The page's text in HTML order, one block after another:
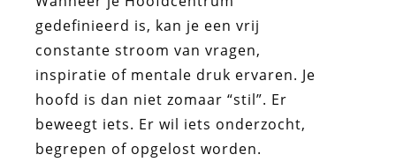
gedefinieerd is, kan je een vrij
constante stroom van vragen,
inspiratie of mentale druk ervaren. Je
hoofd is dan niet zomaar “stil”. Er
beweegt iets. Er wil iets onderzocht,
begrepen of opgelost worden.